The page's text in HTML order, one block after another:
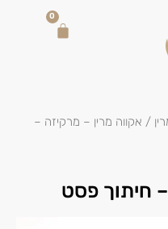
0
/ אקווה מרין – מרקיזה –
חיתוך פסט